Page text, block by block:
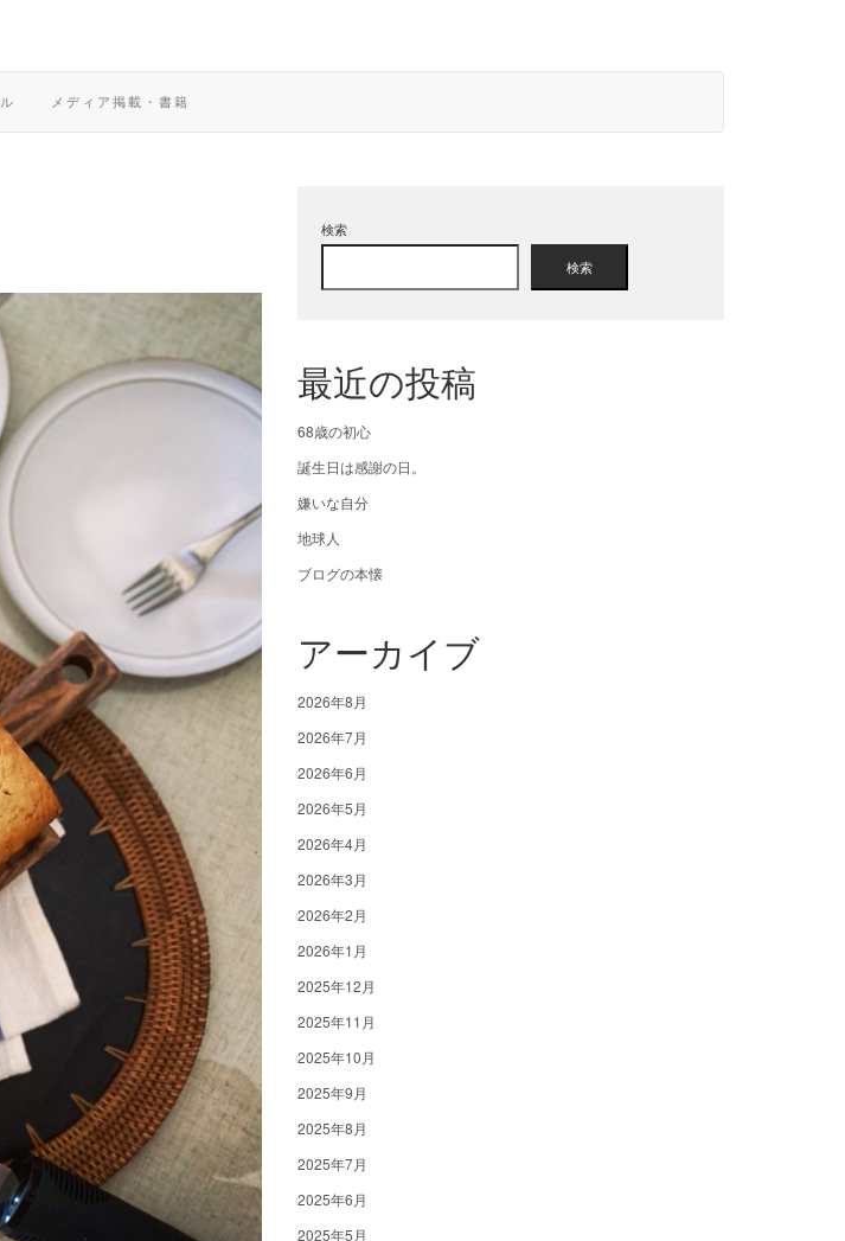
メディア掲載・書籍
検索
検索
最近の投稿
68歳の初心
誕生日は感謝の日。
嫌いな自分
地球人
ブログの本懐
アーカイブ
2026年8月
2026年7月
2026年6月
2026年5月
2026年4月
2026年3月
2026年2月
2026年1月
2025年12月
2025年11月
2025年10月
2025年9月
2025年8月
2025年7月
2025年6月
2025年5月